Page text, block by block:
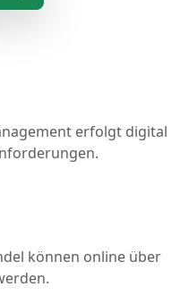
können online über
erfolgt digital